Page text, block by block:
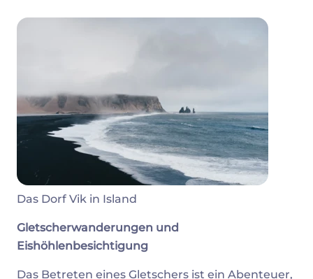
Das Dorf Vik in Island
Gletscherwanderungen und
Eishöhlenbesichtigung
Das Betreten eines Gletschers ist ein Abenteuer,